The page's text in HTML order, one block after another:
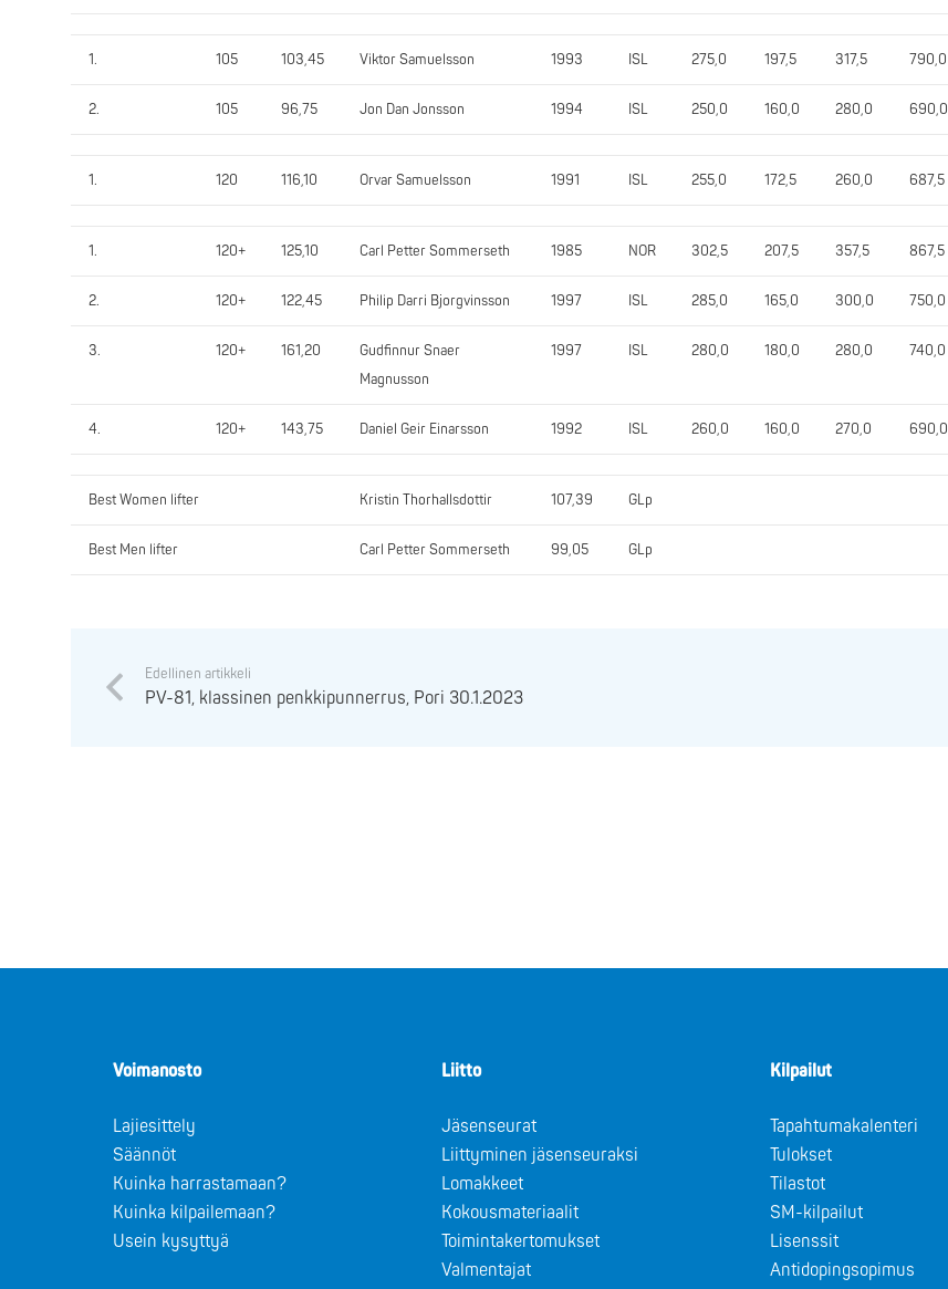
1. 105 103,45 Viktor Samuelsson 1993 ISL 275,0 197,5 317,5 790,0
2. 105 96,75 Jon Dan Jonsson 1994 ISL 250,0 160,0 280,0 690,0
1. 120 116,10 Orvar Samuelsson 1991 ISL 255,0 172,5 260,0 687,5
1. 120+ 125,10 Carl Petter Sommerseth 1985 NOR 302,5 207,5 357,5 867,5
2. 120+ 122,45 Philip Darri Bjorgvinsson 1997 ISL 285,0 165,0 300,0 750,0
3. 120+ 161,20
Gudfinnur Snaer
Magnusson
1997 ISL 280,0 180,0 280,0 740,0
4. 120+ 143,75 Daniel Geir Einarsson 1992 ISL 260,0 160,0 270,0 690,0
Best Women lifter Kristin Thorhallsdottir 107,39 GLp
Best Men lifter Carl Petter Sommerseth 99,05 GLp
Edellinen artikkeli
PV-81, klassinen penkkipunnerrus, Pori 30.1.2023
Voimanosto
Lajiesittely
Säännöt
Kuinka harrastamaan?
Kuinka kilpailemaan?
Usein kysyttyä
Liitto
Jäsenseurat
Liittyminen jäsenseuraksi
Lomakkeet
Kokousmateriaalit
Toimintakertomukset
Valmentajat
Kilpailut
Tapahtumakalenteri
Tulokset
Tilastot
SM-kilpailut
Lisenssit
Antidopingsopimus